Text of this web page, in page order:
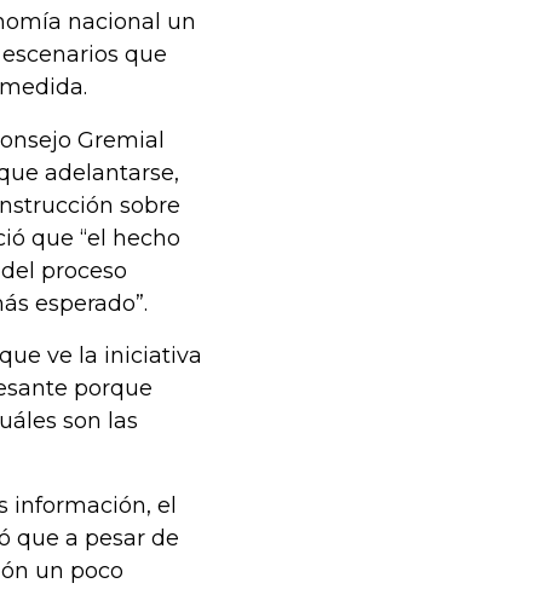
nacional un
que
Gremial
adelantarse,
sobre
que “el hecho
proceso
esperado”.
ve la iniciativa
porque
son las
información, el
que a pesar de
un poco